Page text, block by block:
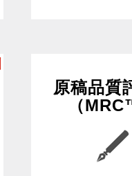
原稿品質
（